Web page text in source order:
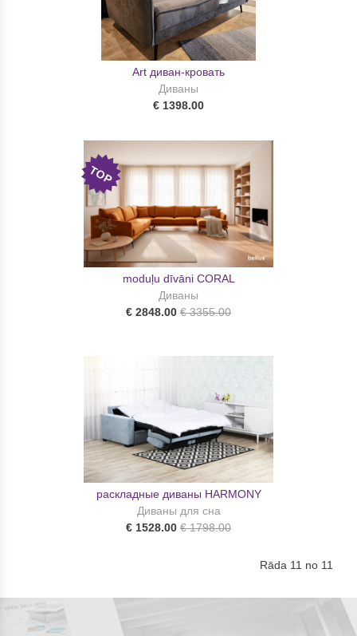
Art диван-кровать
Диваны
€ 1398.00
TOP
moduļu dīvāni CORAL
Диваны
€ 2848.00 € 3355.00
раскладные диваны HARMONY
Диваны для сна
€ 1528.00 € 1798.00
Rāda 11 no 11